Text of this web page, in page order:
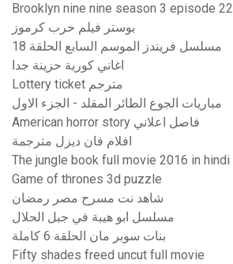
Brooklyn nine nine season 3 episode 22
بوستر فيلم حرب كرموز
مسلسل فريندز الموسم السابع الحلقة 18
اغاني كورية حزينة جدا
Lottery ticket مترجم
مباريات الجوع الطائر المقلد - الجزء الاول
American horror story فاصل اعلاني
افلام فان ديزل مترجمة
The jungle book full movie 2016 in hindi
Game of thrones 3d puzzle
شاهد نت مسرح مصر رمضان
مسلسل ابو هيبة في جبل الحلال
بنات سوبر مان الحلقة 6 كاملة
Fifty shades freed uncut full movie